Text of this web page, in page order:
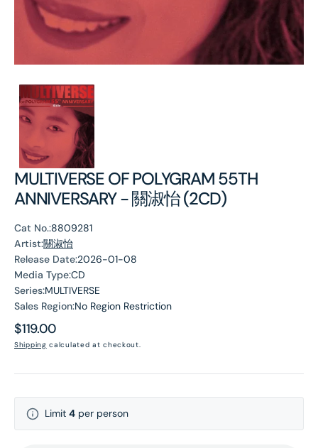
MULTIVERSE OF POLYGRAM 55TH
ANNIVERSARY - 關淑怡 (2CD)
Cat No.:8809281
Artist:關淑怡
Release Date:2026-01-08
Media Type:CD
Series:MULTIVERSE
Sales Region:No Region Restriction
Regular
price
$119.00
Shipping calculated at checkout.
Limit 4 per person